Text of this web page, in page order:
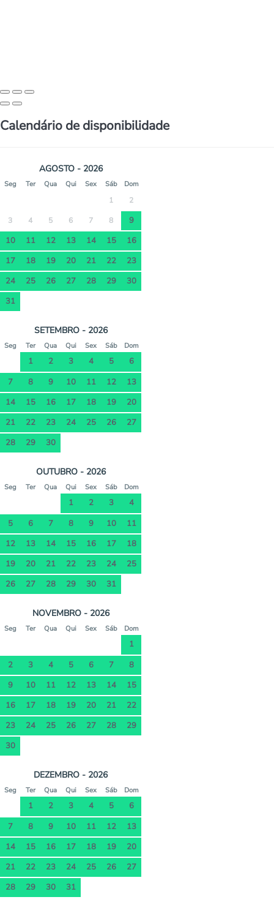
Calendário de disponibilidade
AGOSTO - 2026
Seg Ter Qua Qui Sex Sáb Dom
1 2
3 4 5 6 7 8
9
10
11 12 13 14 15
16
17
18 19 20 21 22
23
24
25 26 27 28 29
30
31
SETEMBRO - 2026
Seg Ter Qua Qui Sex Sáb Dom
1 2 3 4 5
6
7
8 9 10 11 12
13
14
15 16 17 18 19
20
21
22 23 24 25 26
27
28
29 30
OUTUBRO - 2026
Seg Ter Qua Qui Sex Sáb Dom
1 2 3
4
5
6 7 8 9 10
11
12
13 14 15 16 17
18
19
20 21 22 23 24
25
26
27 28 29 30 31
NOVEMBRO - 2026
Seg Ter Qua Qui Sex Sáb Dom
1
2
3 4 5 6 7
8
9
10 11 12 13 14
15
16
17 18 19 20 21
22
23
24 25 26 27 28
29
30
DEZEMBRO - 2026
Seg Ter Qua Qui Sex Sáb Dom
1 2 3 4 5
6
7
8 9 10 11 12
13
14
15 16 17 18 19
20
21
22 23 24 25 26
27
28
29 30 31